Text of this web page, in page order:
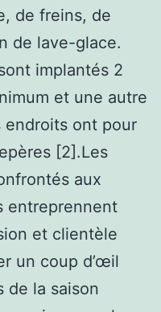
de freins, de
de lave-glace.
implantés 2
et une autre
endroits ont pour
[2].Les
aux
entreprennent
et clientèle
un coup d’œil
de la saison